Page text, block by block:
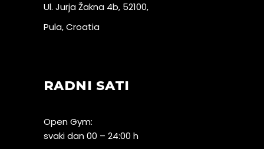
Ul. Jurja Žakna 4b, 52100,
Pula, Croatia
RADNI SATI
Open Gym:
svaki dan 00 – 24:00 h